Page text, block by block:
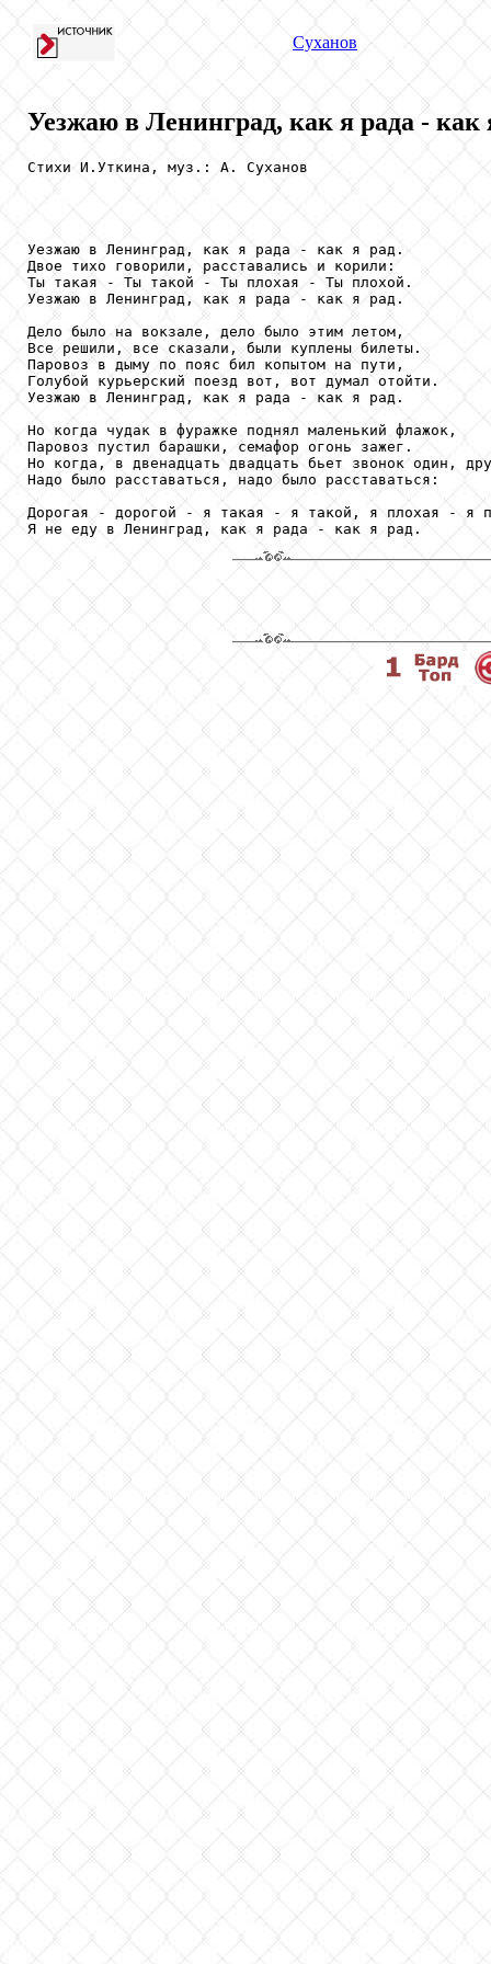
Суханов
Уезжаю в Ленинград, как я рада - как
Стихи И.Уткина, муз.: А. Суханов
Уезжаю в Ленинград, как я рада - как я рад.
Двое тихо говорили, расставались и корили:
Ты такая - Ты такой - Ты плохая - Ты плохой.
Уезжаю в Ленинград, как я рада - как я рад.
Дело было на вокзале, дело было этим летом,
Все решили, все сказали, были куплены билеты.
Паровоз в дыму по пояс бил копытом на пути,
Голубой курьерский поезд вот, вот думал отойти.
Уезжаю в Ленинград, как я рада - как я рад.
Но когда чудак в фуражке поднял маленький флажок,
Паровоз пустил барашки, семафор огонь зажег.
Но когда, в двенадцать двадцать бьет звонок один,
Надо было расставаться, надо было расставаться:
Дорогая - дорогой - я такая - я такой, я плохая - я
Я не еду в Ленинград, как я рада - как я рад.